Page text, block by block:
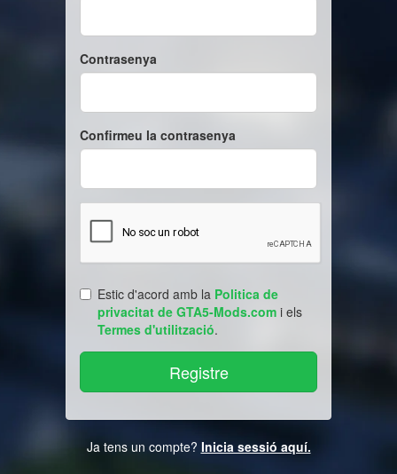
Contrasenya
Confirmeu la contrasenya
Estic d'acord amb la Politica de
privacitat de GTA5-Mods.com i els
Termes d'utilització.
Ja tens un compte? Inicia sessió aquí.